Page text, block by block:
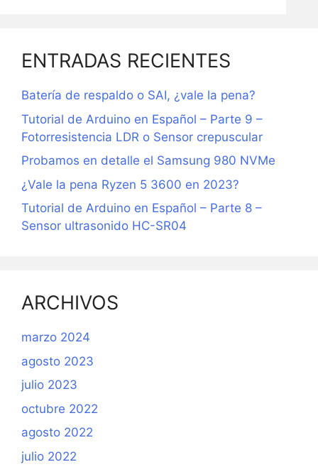
ENTRADAS RECIENTES
Batería de respaldo o SAI, ¿vale la pena?
Tutorial de Arduino en Español – Parte 9 –
Fotorresistencia LDR o Sensor crepuscular
Probamos en detalle el Samsung 980 NVMe
¿Vale la pena Ryzen 5 3600 en 2023?
Tutorial de Arduino en Español – Parte 8 –
Sensor ultrasonido HC-SR04
ARCHIVOS
marzo 2024
agosto 2023
julio 2023
octubre 2022
agosto 2022
julio 2022